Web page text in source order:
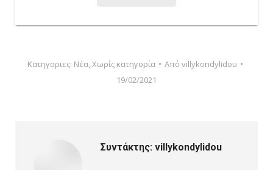
Κατηγοριες: Νέα Χωρίς κατηγορία Από villykondylidou
19/02/2021
Συντάκτης: villykondylidou